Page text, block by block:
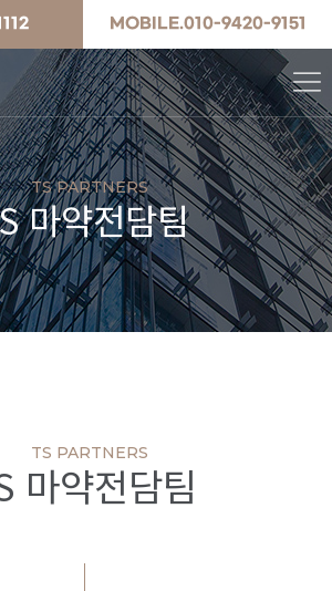
MOBILE.010-9420-9151
TS PARTNERS
마약전담팀
TS PARTNERS
마약전담팀
TEAM